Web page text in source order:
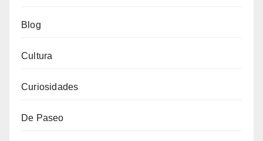
Blog
Cultura
Curiosidades
De Paseo